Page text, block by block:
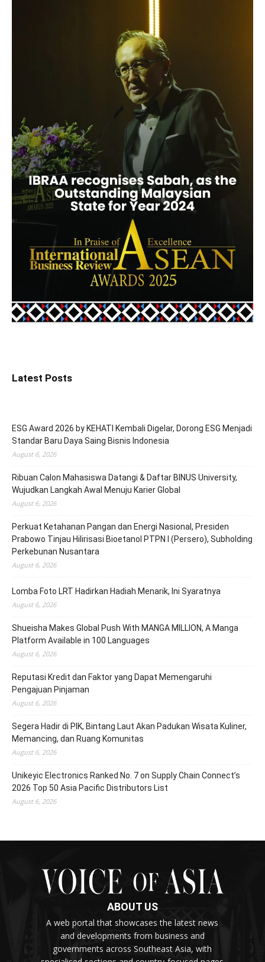
Latest Posts
ESG Award 2026 by KEHATI Kembali Digelar, Dorong ESG Menjadi
Standar Baru Daya Saing Bisnis Indonesia
August 6, 2026
Ribuan Calon Mahasiswa Datangi & Daftar BINUS University,
Wujudkan Langkah Awal Menuju Karier Global
August 6, 2026
Perkuat Ketahanan Pangan dan Energi Nasional, Presiden
Prabowo Tinjau Hilirisasi Bioetanol PTPN I (Persero), Subholding
Perkebunan Nusantara
August 6, 2026
Lomba Foto LRT Hadirkan Hadiah Menarik, Ini Syaratnya
August 6, 2026
Shueisha Makes Global Push With MANGA MILLION, A Manga
Platform Available in 100 Languages
August 6, 2026
Reputasi Kredit dan Faktor yang Dapat Memengaruhi
Pengajuan Pinjaman
August 6, 2026
Segera Hadir di PIK, Bintang Laut Akan Padukan Wisata Kuliner,
Memancing, dan Ruang Komunitas
August 6, 2026
Unikeyic Electronics Ranked No. 7 on Supply Chain Connect’s
2026 Top 50 Asia Pacific Distributors List
August 6, 2026
ABOUT US
A web portal that showcases the latest news
and developments from business and
governments across Southeast Asia, with